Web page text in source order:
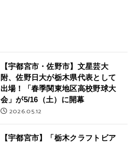
【宇都宮市・佐野市】文星芸大
附、佐野日大が栃木県代表として
出場！「春季関東地区高校野球大
会」が5/16（土）に開幕
2026.05.12
【宇都宮市】「栃木クラフトビア